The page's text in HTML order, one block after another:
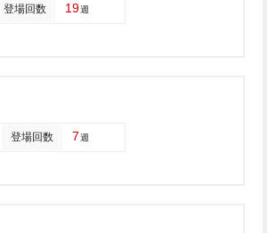
登場回数 19週
登場回数 7週